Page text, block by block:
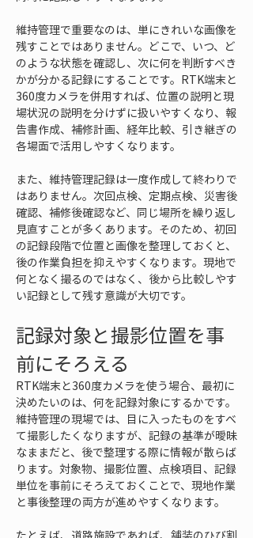
維持管理で重要なのは、単にきれいな画像を
残すことではありません。どこで、いつ、ど
のような状態を確認し、次に何を判断すべき
かが分かる記録にすることです。RTK端末と
360度カメラを併用すれば、位置の説明と現
場状況の説明を分けずに扱いやすくなり、報
告書作成、補修計画、経年比較、引き継ぎの
各場面で活用しやすくなります。
また、維持管理記録は一度作成して終わりで
はありません。次回点検、定期点検、災害後
確認、補修後確認など、同じ場所を繰り返し
見直すことが多くあります。そのため、初回
の記録段階で位置と画像を整理しておくと、
後の作業負担を抑えやすくなります。現地で
何となく撮るのではなく、後から比較しやす
い記録として残す意識が大切です。
記録対象と撮影位置を事
前にそろえる
RTK端末と360度カメラを使う場合、最初に
決めたいのは、何を記録対象にするかです。
維持管理の現場では、目に入ったものをすべ
て撮影したくなりますが、記録の基準が曖昧
なままだと、後で整理する際に情報が散らば
ります。対象物、撮影位置、点検項目、記録
単位を事前にそろえておくことで、現地作業
と事後整理の両方が進めやすくなります。
たとえば、道路施設であれば、舗装のひび割